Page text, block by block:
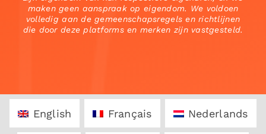
maken geen aanspraak op eigendom. We voldoen
volledig aan de gemeenschapsregels en richtlijnen
die door deze platforms en merken zijn vastgesteld.
English Français Nederlands